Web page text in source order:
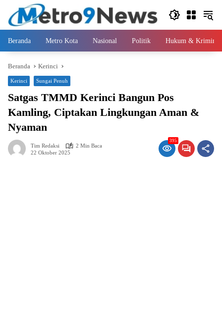
Langsung
konten
Beranda Metro Kota Nasional Politik Hukum & Kriminal
Beranda Kerinci
Kerinci Sungai Penuh
Satgas TMMD Kerinci Bangun Pos
Kamling, Ciptakan Lingkungan Aman &
Nyaman
Tim Redaksi
2 Min Baca
22 Oktober 2025
395